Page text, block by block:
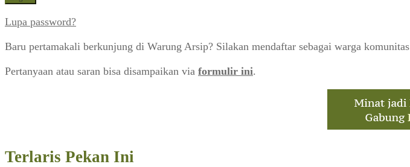
Lupa password?
Baru pertamakali berkunjung di Warung Arsip? Silakan mendaftar sebagai warga komunitas
Pertanyaan atau saran bisa disampaikan via formulir ini.
Terlaris Pekan Ini